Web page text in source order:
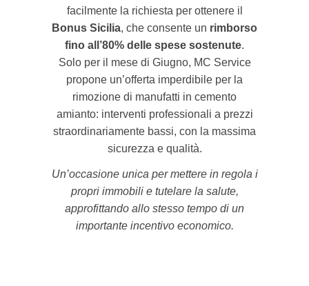
facilmente la richiesta per ottenere il
Bonus Sicilia, che consente un rimborso
fino all’80% delle spese sostenute.
Solo per il mese di Giugno, MC Service
propone un’offerta imperdibile per la
rimozione di manufatti in cemento
amianto: interventi professionali a prezzi
straordinariamente bassi, con la massima
sicurezza e qualità.
Un’occasione unica per mettere in regola i
propri immobili e tutelare la salute,
approfittando allo stesso tempo di un
importante incentivo economico.